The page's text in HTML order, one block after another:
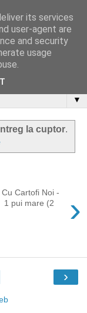
▼
la cuptor.
›
Cartofi Noi -
1 pui mare (2
›
its services
user-agent are
and security
usage